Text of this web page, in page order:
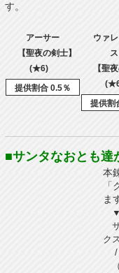
す。
アーサー
【聖夜の剣士】
(★6)
提供割合 0.5％
ウァレ
【聖夜
提供割
■サンタなおとも達
本
ま
▼
ク
/
（